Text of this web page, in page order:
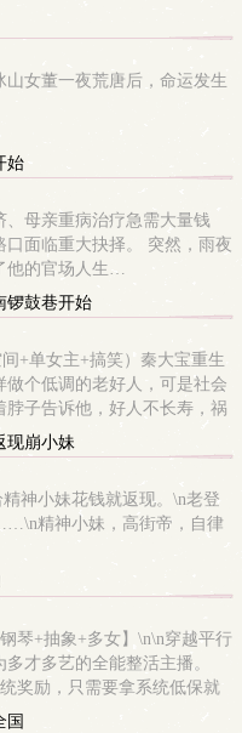
眼，淡淡道：\n “你结不了
么？...
山女董一夜荒唐后，命运发生
始
、母亲重病治疗急需大量钱
面临重大抉择。 突然，雨夜
他的官场人生…
锣鼓巷开始
间+单女主+搞笑）秦大宝重生
做个低调的老好人，可是社会
子告诉他，好人不长寿，祸
了一个＂祸害＂，作为重生
的就是发家致富！
现崩小妹
神小妹花钱就返现。\n老登
精神小妹，高街帝，自律
琴+抽象+多女】\n\n穿越平行
才多艺的全能整活主播。
奖励，只需要拿系统低保就
搬运工，什么明星大咖在我
国